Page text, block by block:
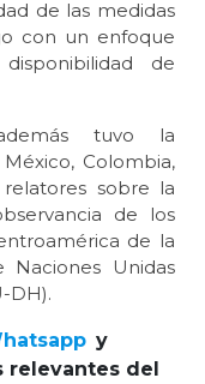
de las medidas
con un enfoque
de
tuvo la
Colombia,
sobre la
de los
de la
Naciones Unidas
DH).
y
relevantes del